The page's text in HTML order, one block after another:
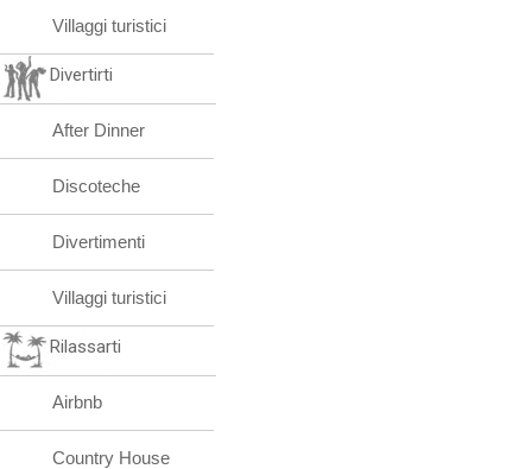
Villaggi turistici
Divertirti
After Dinner
Discoteche
Divertimenti
Villaggi turistici
Rilassarti
Airbnb
Country House